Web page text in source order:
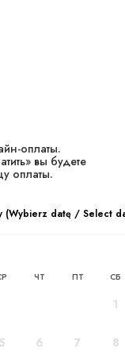
оплаты.
вы будете
оплаты.
(Wybierz datę / Select
ЧТ ПТ СБ
1
5 6 7 8